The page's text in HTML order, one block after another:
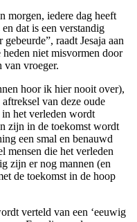
morgen, iedere dag heeft
dat is een verstandig
raadt Jesaja aan
niet misvormen door
van vroeger.
hoor ik hier nooit over),
van deze oude
het verleden wordt
zijn in de toekomst wordt
een smal en benauwd
mensen die het verleden
zijn er nog mannen (en
de toekomst in de hoop
verteld van een ‘eeuwig